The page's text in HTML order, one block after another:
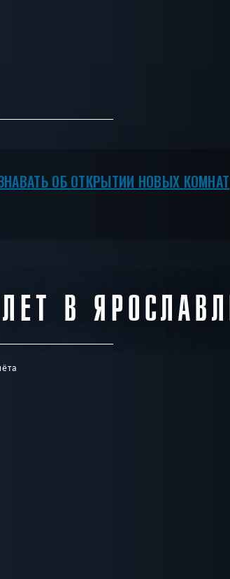
ОБ ОТКРЫТИИ НОВЫХ КОМНАТ
В